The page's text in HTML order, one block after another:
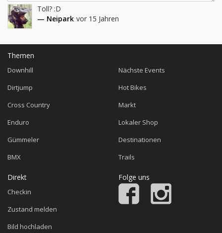
Toll? :D
— Neipark vor 15 Jahren
Themen
Downhill
Dirtjump
Cross Country
Enduro
Gümmeler
BMX
Nächste Events
Hot Bikes
Markt
Lokaler Shop
Destinationen
Trails
Direkt
Checkin
Zustand melden
Bild hochladen
Folge uns